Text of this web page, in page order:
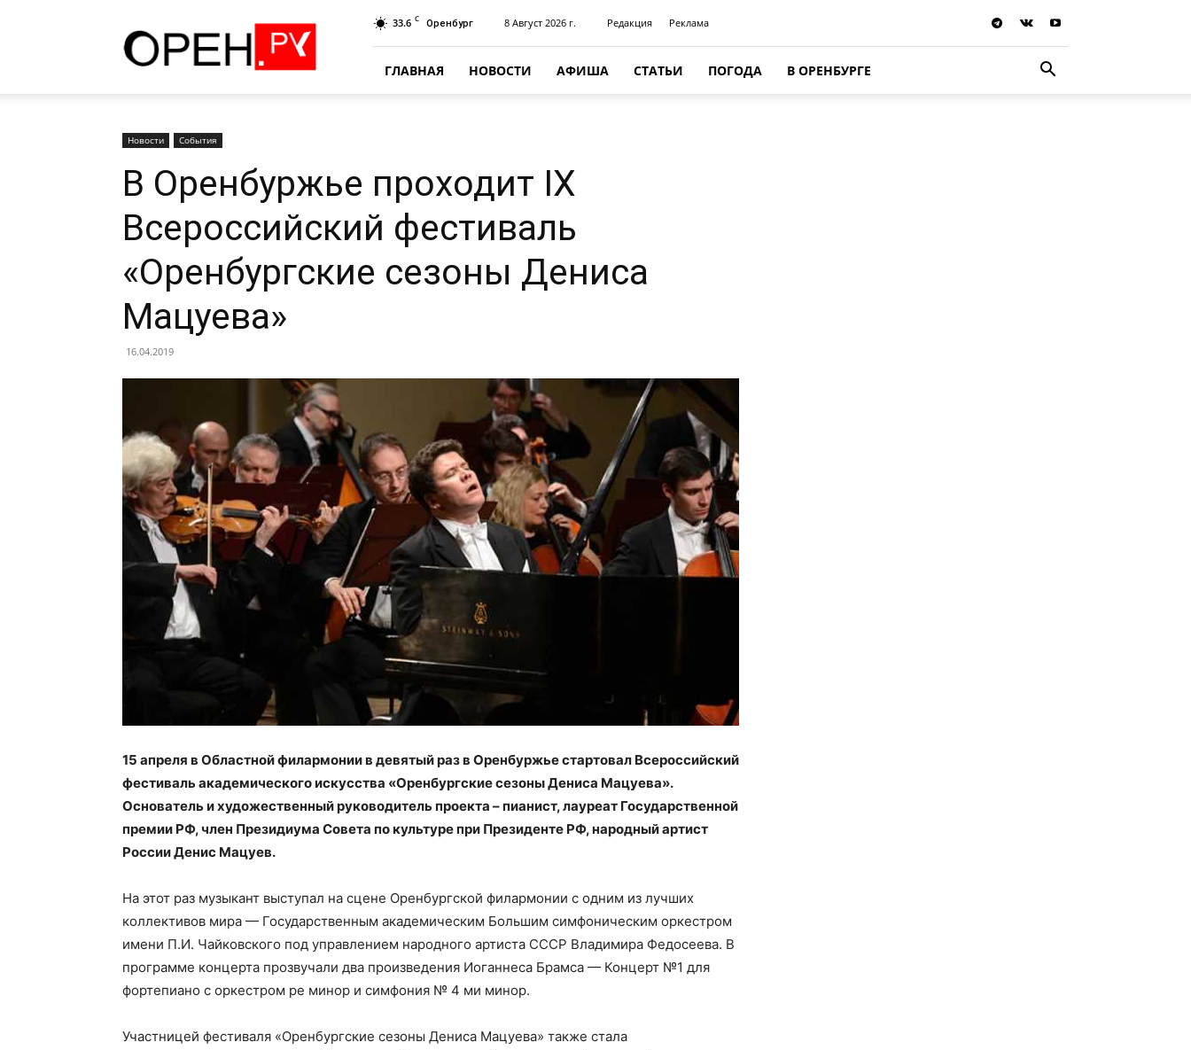
33.6 C Оренбург 8 Август 2026 г. Редакция Реклама
ГЛАВНАЯ НОВОСТИ АФИША СТАТЬИ ПОГОДА В ОРЕНБУРГЕ
Новости События
В Оренбуржье проходит IX
Всероссийский фестиваль
«Оренбургские сезоны Дениса
Мацуева»
16.04.2019
15 апреля в Областной филармонии в девятый раз в Оренбуржье стартовал Всероссийский
фестиваль академического искусства «Оренбургские сезоны Дениса Мацуева».
Основатель и художественный руководитель проекта – пианист, лауреат Государственной
премии РФ, член Президиума Совета по культуре при Президенте РФ, народный артист
России Денис Мацуев.
На этот раз музыкант выступал на сцене Оренбургской филармонии с одним из лучших
коллективов мира — Государственным академическим Большим симфоническим оркестром
имени П.И. Чайковского под управлением народного артиста СССР Владимира Федосеева. В
программе концерта прозвучали два произведения Иоганнеса Брамса — Концерт №1 для
фортепиано с оркестром ре минор и симфония № 4 ми минор.
Участницей фестиваля «Оренбургские сезоны Дениса Мацуева» также стала